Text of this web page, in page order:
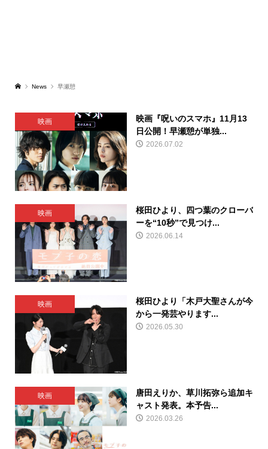
News 早瀬憩
映画
映画『呪いのスマホ』11月13
日公開！早瀬憩が単独...
2026.07.02
映画
桜田ひより、四つ葉のクローバ
ーを“10秒”で見つけ...
2026.06.14
映画
桜田ひより「木戸大聖さんが今
から一発芸やります...
2026.05.30
映画
唐田えりか、草川拓弥ら追加キ
ャスト発表。本予告...
2026.03.26